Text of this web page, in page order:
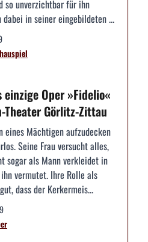
so unverzichtbar für ihn
in seiner eingebildeten ...
einzige Oper »Fidelio«
Görlitz-Zittau
eines Mächtigen aufzudecken
Seine Frau versucht alles,
sogar als Mann verkleidet in
vermutet. Ihre Rolle als
dass der Kerkermeis...